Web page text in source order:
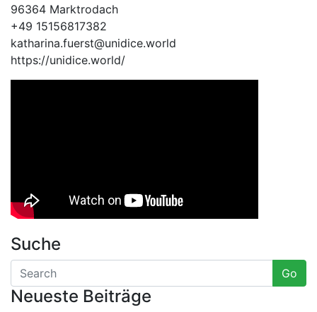
96364 Marktrodach
+49 15156817382
katharina.fuerst@unidice.world
https://unidice.world/
Suche
Go
Neueste Beiträge